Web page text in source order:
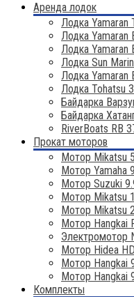
Аренда лодок
Лодка Yamaran
Лодка Yamaran
Лодка Yamaran
Лодка Sun
Лодка Yamaran
Лодка Tohatsu
Байдарка
Байдарка
RiverBoats RB
Прокат моторов
Мотор Mikatsu 5
Мотор Yamaha
Мотор Suzuki
Мотор Mikatsu
Мотор Mikatsu
Мотор Hangkai
Электромотор
Мотор Hidea
Мотор Hangkai
Мотор Hangkai
Комплекты